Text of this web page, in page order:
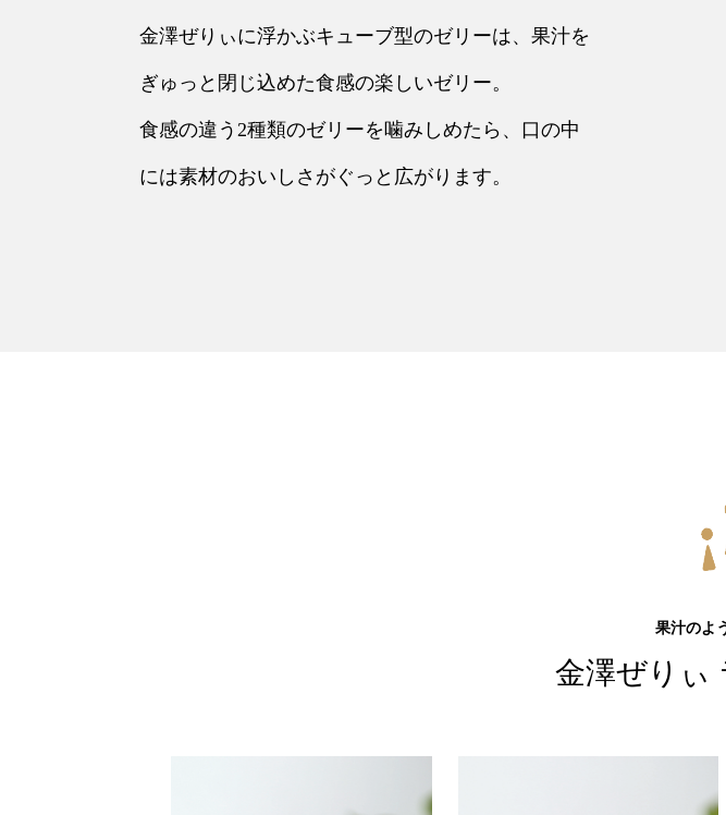
金澤ぜりぃに浮かぶキューブ型のゼリーは、果汁を
ぎゅっと閉じ込めた食感の楽しいゼリー。
食感の違う2種類のゼリーを噛みしめたら、口の中
には素材のおいしさがぐっと広がります。
果汁のよ
金澤ぜりぃ